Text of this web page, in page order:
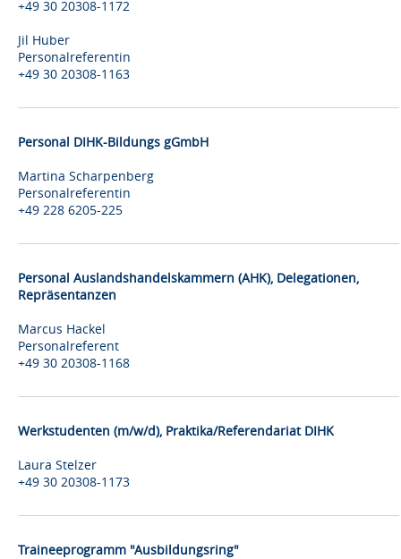
+49 30 20308-1172
Jil Huber
Personalreferentin
+49 30 20308-1163
Personal DIHK-Bildungs gGmbH
Martina Scharpenberg
Personalreferentin
+49 228 6205-225
Personal Auslandshandelskammern (AHK), Delegationen,
Repräsentanzen
Marcus Hackel
Personalreferent
+49 30 20308-1168
Werkstudenten (m/w/d), Praktika/Referendariat DIHK
Laura Stelzer
+49 30 20308-1173
Traineeprogramm "Ausbildungsring"